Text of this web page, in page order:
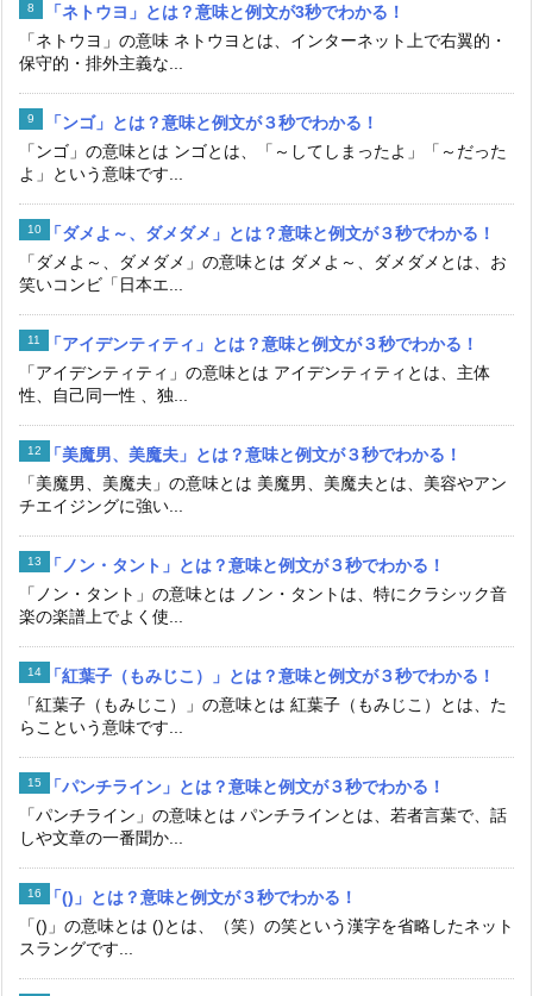
「ネトウヨ」とは？意味と例文が3秒でわかる！
「ネトウヨ」の意味 ネトウヨとは、インターネット上で右翼的・
保守的・排外主義な...
「ンゴ」とは？意味と例文が３秒でわかる！
「ンゴ」の意味とは ンゴとは、「～してしまったよ」「～だった
よ」という意味です...
「ダメよ～、ダメダメ」とは？意味と例文が３秒でわかる！
「ダメよ～、ダメダメ」の意味とは ダメよ～、ダメダメとは、お
笑いコンビ「日本エ...
「アイデンティティ」とは？意味と例文が３秒でわかる！
「アイデンティティ」の意味とは アイデンティティとは、主体
性、自己同一性 、独...
「美魔男、美魔夫」とは？意味と例文が３秒でわかる！
「美魔男、美魔夫」の意味とは 美魔男、美魔夫とは、美容やアン
チエイジングに強い...
「ノン・タント」とは？意味と例文が３秒でわかる！
「ノン・タント」の意味とは ノン・タントは、特にクラシック音
楽の楽譜上でよく使...
「紅葉子（もみじこ）」とは？意味と例文が３秒でわかる！
「紅葉子（もみじこ）」の意味とは 紅葉子（もみじこ）とは、た
らこという意味です...
「パンチライン」とは？意味と例文が３秒でわかる！
「パンチライン」の意味とは パンチラインとは、若者言葉で、話
しや文章の一番聞か...
「()」とは？意味と例文が３秒でわかる！
「()」の意味とは ()とは、（笑）の笑という漢字を省略したネット
スラングです...